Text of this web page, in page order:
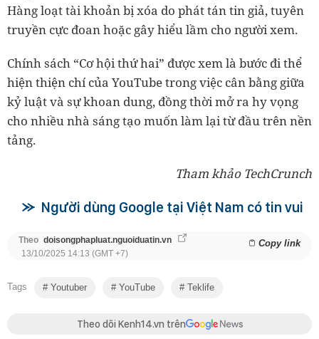
Hàng loạt tài khoản bị xóa do phát tán tin giả, tuyên
truyền cực đoan hoặc gây hiểu lầm cho người xem.
Chính sách “Cơ hội thứ hai” được xem là bước đi thể
hiện thiện chí của YouTube trong việc cân bằng giữa
kỷ luật và sự khoan dung, đồng thời mở ra hy vọng
cho nhiều nhà sáng tạo muốn làm lại từ đầu trên nền
tảng.
Tham khảo TechCrunch
Người dùng Google tại Việt Nam có tin vui
Theo doisongphapluat.nguoiduatin.vn Copy link
13/10/2025 14:13 (GMT +7)
Tags Youtuber YouTube Teklife
Theo dõi Kenh14.vn trên